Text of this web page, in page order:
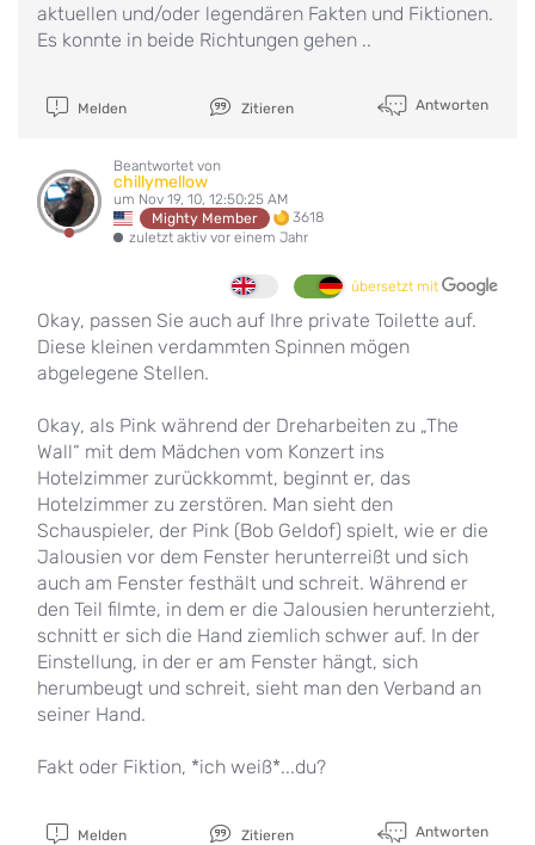
aktuellen und/oder legendären Fakten und Fiktionen.
Es konnte in beide Richtungen gehen ..
Melden Zitieren Antworten
Beantwortet von
chillymellow
um Nov 19, 10, 12:50:25 AM
Mighty Member
3618
zuletzt aktiv vor einem Jahr
übersetzt mit
Okay, passen Sie auch auf Ihre private Toilette auf.
Diese kleinen verdammten Spinnen mögen
abgelegene Stellen.
Okay, als Pink während der Dreharbeiten zu „The
Wall“ mit dem Mädchen vom Konzert ins
Hotelzimmer zurückkommt, beginnt er, das
Hotelzimmer zu zerstören. Man sieht den
Schauspieler, der Pink (Bob Geldof) spielt, wie er die
Jalousien vor dem Fenster herunterreißt und sich
auch am Fenster festhält und schreit. Während er
den Teil filmte, in dem er die Jalousien herunterzieht,
schnitt er sich die Hand ziemlich schwer auf. In der
Einstellung, in der er am Fenster hängt, sich
herumbeugt und schreit, sieht man den Verband an
seiner Hand.
Fakt oder Fiktion, *ich weiß*...du?
Melden Zitieren Antworten